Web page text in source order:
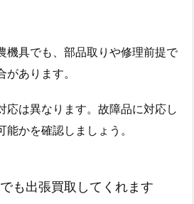
機具でも、部品取りや修理前提で
あります。
応は異なります。故障品に対応し
かを確認しましょう。
も出張買取してくれます